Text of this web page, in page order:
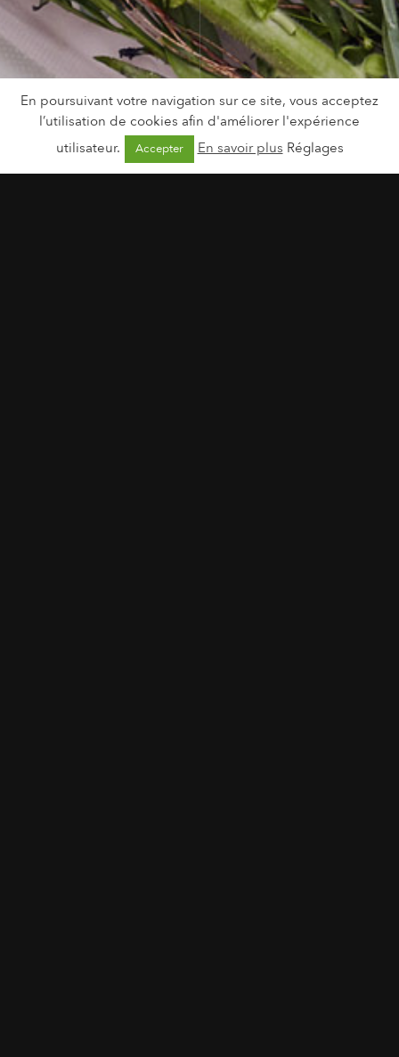
En poursuivant votre navigation sur ce site, vous acceptez
l’utilisation de cookies afin d'améliorer l'expérience
utilisateur.
Accepter En savoir plus Réglages